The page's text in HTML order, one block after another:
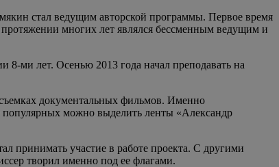
стал ведущим авторской программы. Первое время
многих лет являлся бессменным ведущим и
ми лет. Осенью 2013 года начал преподавать на
документальных фильмов. Именно
популярных можно выделить ленты «Александр
принимать участие в работе проекта. С другими
творил именно под ее флагами.